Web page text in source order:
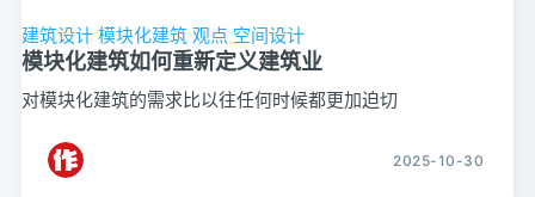
建筑设计 模块化建筑 观点 空间设计
模块化建筑如何重新定义建筑业
对模块化建筑的需求比以往任何时候都更加迫切
2025-10-30